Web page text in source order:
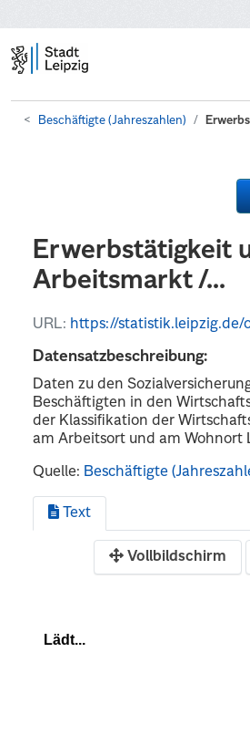
Beschäftigte (Jahreszahlen)
Erwerbstätigkeit
Arbeitsmarkt /...
URL: https://statistik.leipzig.de/opendata/api/
Datensatzbeschreibung:
Daten zu den
Beschäftigten in den
der Klassifikation der
am Arbeitsort und am Wohnort
Quelle: Beschäftigte
Text
Vollbildschirm